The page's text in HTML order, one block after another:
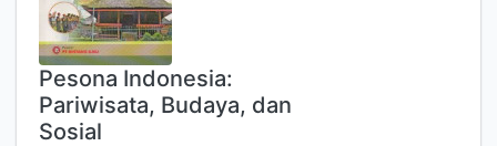
Pesona Indonesia:
Pariwisata, Budaya, dan
Sosial